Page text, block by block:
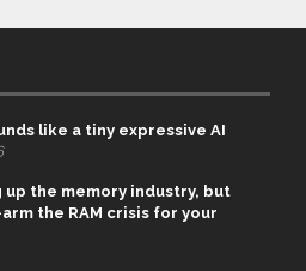
like a tiny expressive AI
up the memory industry, but
the RAM crisis for your